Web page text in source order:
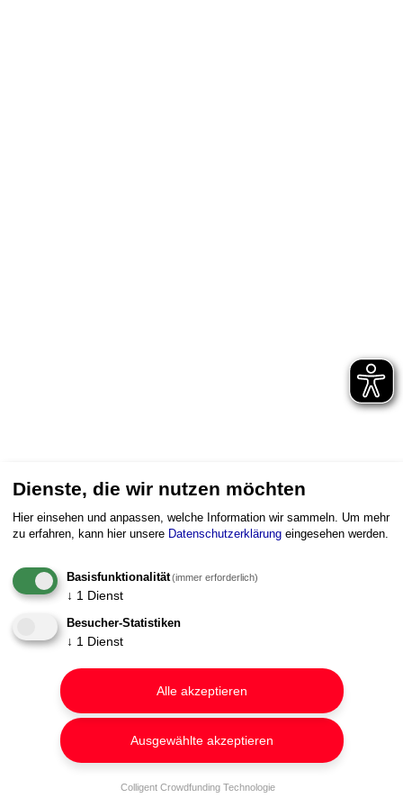
Dienste, die wir nutzen möchten
Hier einsehen und anpassen, welche Information wir sammeln. Um mehr
zu erfahren, kann hier unsere Datenschutzerklärung eingesehen werden.
Basisfunktionalität(immer erforderlich)
↓ 1 Dienst
Besucher-Statistiken
↓ 1 Dienst
Ausgewählte akzeptieren
Alle akzeptieren
Colligent Crowdfunding Technologie